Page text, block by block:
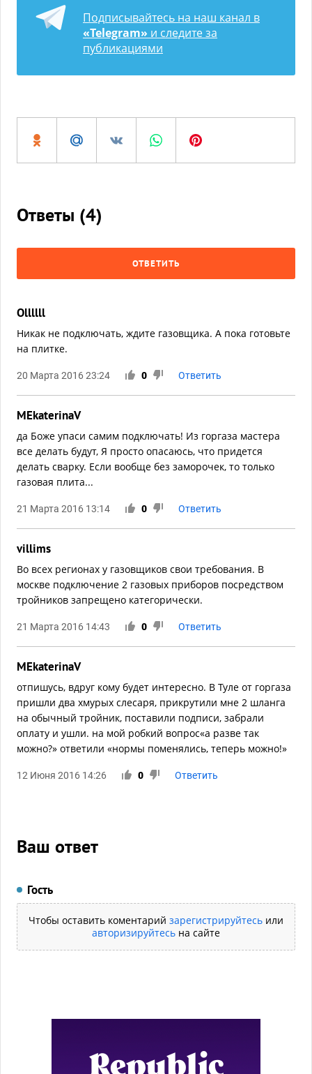
Подписывайтесь на наш канал в
«Telegram» и следите за
публикациями
Ответы (4)
ОТВЕТИТЬ
Ollllll
Никак не подключать, ждите газовщика. А пока готовьте
на плитке.
20 Марта 2016 23:24 0 Ответить
MEkaterinaV
да Боже упаси самим подключать! Из горгаза мастера
все делать будут, Я просто опасаюсь, что придется
делать сварку. Если вообще без заморочек, то только
газовая плита...
21 Марта 2016 13:14 0 Ответить
villims
Во всех регионах у газовщиков свои требования. В
москве подключение 2 газовых приборов посредством
тройников запрещено категорически.
21 Марта 2016 14:43 0 Ответить
MEkaterinaV
отпишусь, вдруг кому будет интересно. В Туле от горгаза
пришли два хмурых слесаря, прикрутили мне 2 шланга
на обычный тройник, поставили подписи, забрали
оплату и ушли. на мой робкий вопрос«а разве так
можно?» ответили «нормы поменялись, теперь можно!»
12 Июня 2016 14:26 0 Ответить
Ваш ответ
Гость
Чтобы оставить коментарий зарегистрируйтесь или
авторизируйтесь на сайте